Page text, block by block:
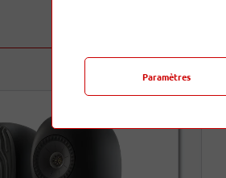
Paramètres